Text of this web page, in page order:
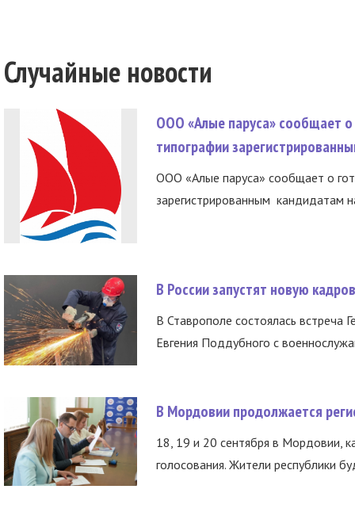
Случайные новости
ООО «Алые паруса» сообщает о
типографии
ООО «Алые паруса» сообщает о
зарегистрированным кандидатам
В России запустят новую
В Ставрополе состоялась встреча
Евгения Поддубного с
В Мордовии продолжается
18, 19 и 20 сентября в Мордовии,
голосования. Жители республики